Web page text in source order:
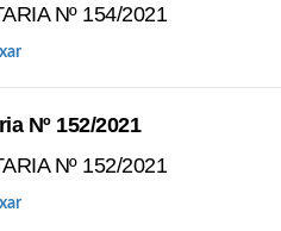
Nº 154/2021
Nº 152/2021
Nº 152/2021